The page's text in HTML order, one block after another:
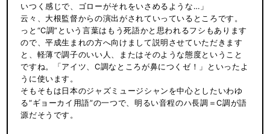
いつく感じで、ゴローがそれをいさめるような…」
云々、大根監督からの演出がされていっているところです。
っと“C調”という言葉はもう死語かと思われるフシもあります
ので、平成生まれの方へ向けまして説明させていただきます
と、軽薄で調子のいい人、またはそのような態度ということ
ですね。「アイツ、C調なところが鼻につくゼ！」といったよ
うに使います。
そもそもは日本のジャズミュージシャンを中心としたいわゆ
る“ギョーカイ用語”の一つで、明るい音程のハ長調＝C調が語
源だそうです。